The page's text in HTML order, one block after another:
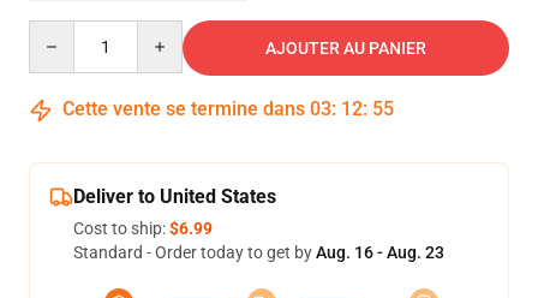
AJOUTER AU PANIER
Cette vente se termine dans 03: 12: 54
Deliver to United States
Cost to ship:$6.99
Standard - Order today to get byAug. 16 - Aug. 23